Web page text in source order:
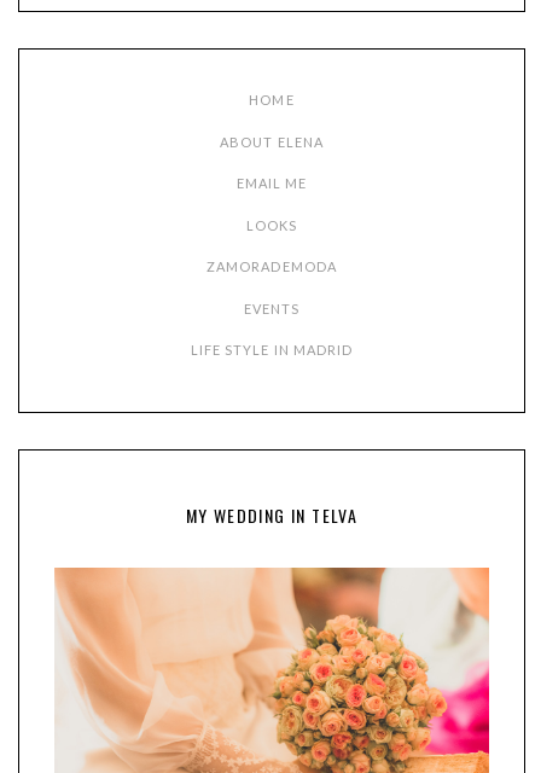
HOME
ABOUT ELENA
EMAIL ME
LOOKS
ZAMORADEMODA
EVENTS
LIFE STYLE IN MADRID
MY WEDDING IN TELVA